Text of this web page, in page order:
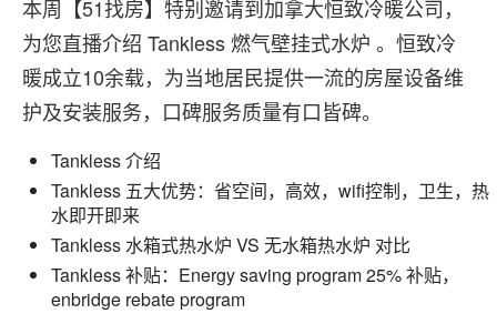
本周【51找房】特别邀请到加拿大恒致冷暖公司，
为您直播介绍 Tankless 燃气壁挂式水炉 。恒致冷
暖成立10余载，为当地居民提供一流的房屋设备维
护及安装服务，口碑服务质量有口皆碑。
Tankless 介绍
Tankless 五大优势：省空间，高效，wifi控制，卫生，热
水即开即来
Tankless 水箱式热水炉 VS 无水箱热水炉 对比
Tankless 补贴：Energy saving program 25% 补贴，
enbridge rebate program